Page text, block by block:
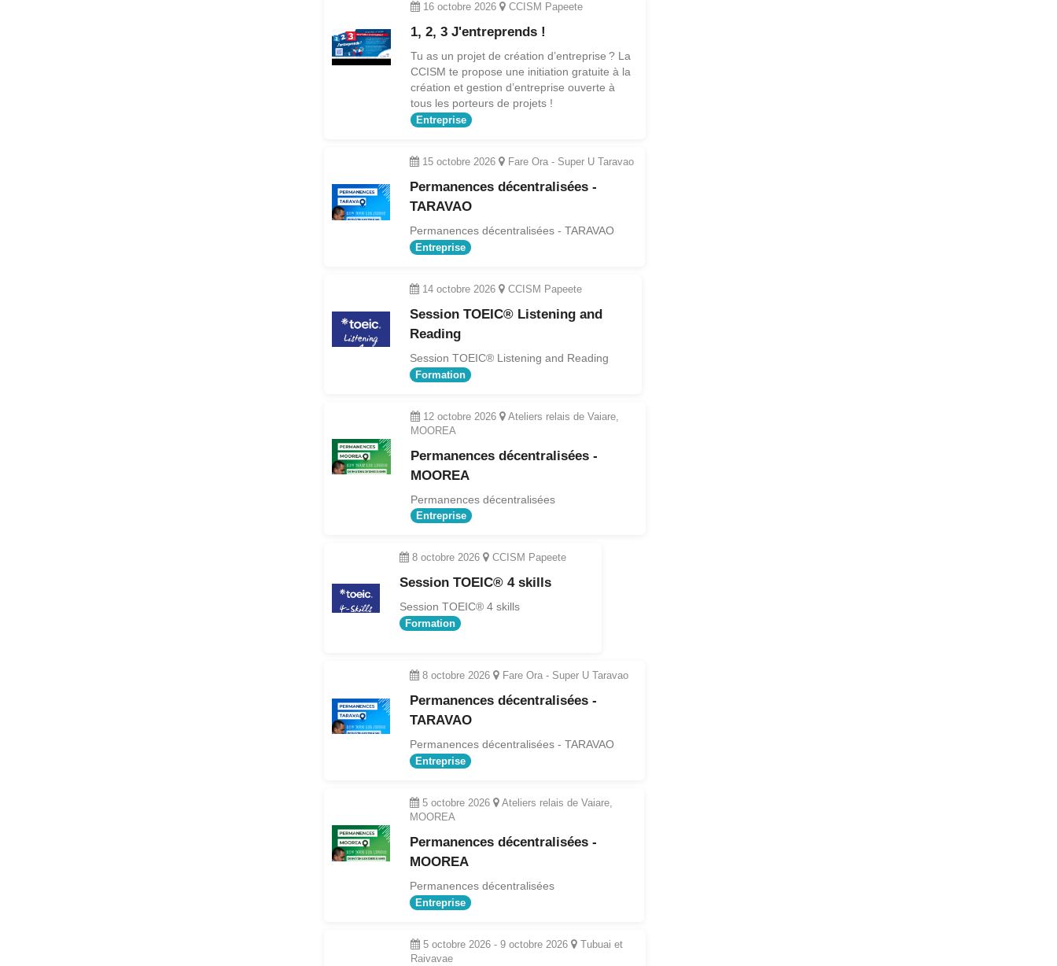
16 octobre 2026 CCISM Papeete
1, 2, 3 J'entreprends !
Tu as un projet de création d’entreprise ? La
CCISM te propose une initiation gratuite à la
création et gestion d’entreprise ouverte à
tous les porteurs de projets !
Entreprise
15 octobre 2026 Fare Ora - Super U Taravao
Permanences décentralisées -
TARAVAO
Permanences décentralisées - TARAVAO
Entreprise
14 octobre 2026 CCISM Papeete
Session TOEIC® Listening and
Reading
Session TOEIC® Listening and Reading
Formation
12 octobre 2026
Ateliers relais de Vaiare,
MOOREA
Permanences décentralisées -
MOOREA
Permanences décentralisées
Entreprise
8 octobre 2026 CCISM Papeete
Session TOEIC® 4 skills
Session TOEIC® 4 skills
Formation
8 octobre 2026 Fare Ora - Super U Taravao
Permanences décentralisées -
TARAVAO
Permanences décentralisées - TARAVAO
Entreprise
5 octobre 2026
Ateliers relais de Vaiare,
MOOREA
Permanences décentralisées -
MOOREA
Permanences décentralisées
Entreprise
5 octobre 2026- 9 octobre 2026
Tubuai et
Raivavae